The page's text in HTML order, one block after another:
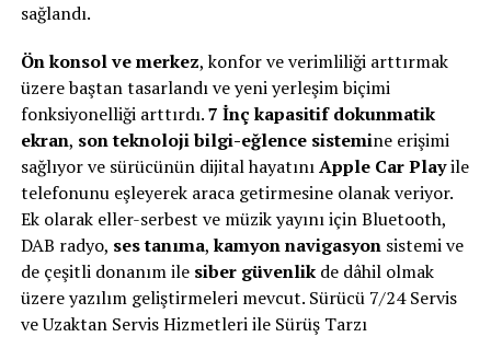
sağlandı.
Ön konsol ve merkez, konfor ve verimliliği arttırmak
üzere baştan tasarlandı ve yeni yerleşim biçimi
fonksiyonelliği arttırdı.7 İnç kapasitif dokunmatik
ekran, son teknoloji bilgi-eğlence sistemine erişimi
sağlıyor ve sürücünün dijital hayatınıApple Car Playile
telefonunu eşleyerek araca getirmesine olanak veriyor.
Ek olarak eller-serbest ve müzik yayını için Bluetooth,
DAB radyo, ses tanıma,kamyon navigasyonsistemi ve
de çeşitli donanım ile siber güvenlikde dâhil olmak
üzere yazılım geliştirmeleri mevcut. Sürücü 7/24 Servis
ve Uzaktan Servis Hizmetleri ile Sürüş Tarzı